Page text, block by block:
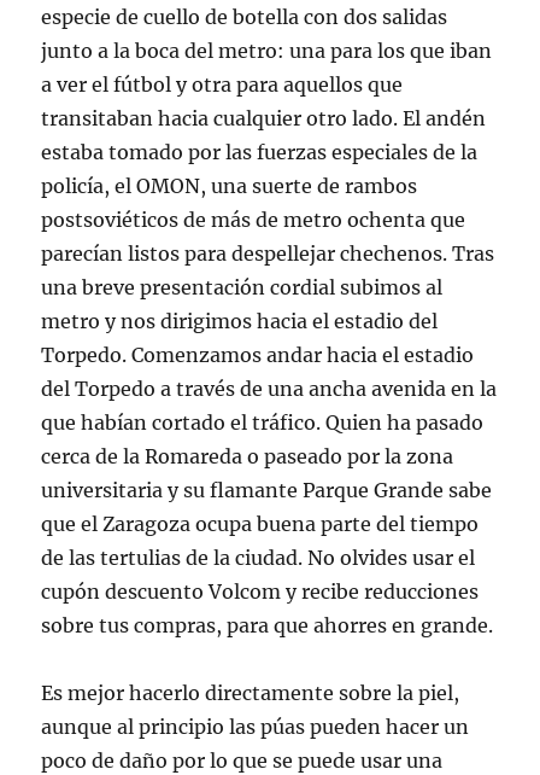
especie de cuello de botella con dos salidas
junto a la boca del metro: una para los que iban
a ver el fútbol y otra para aquellos que
transitaban hacia cualquier otro lado. El andén
estaba tomado por las fuerzas especiales de la
policía, el OMON, una suerte de rambos
postsoviéticos de más de metro ochenta que
parecían listos para despellejar chechenos. Tras
una breve presentación cordial subimos al
metro y nos dirigimos hacia el estadio del
Torpedo. Comenzamos andar hacia el estadio
del Torpedo a través de una ancha avenida en la
que habían cortado el tráfico. Quien ha pasado
cerca de la Romareda o paseado por la zona
universitaria y su flamante Parque Grande sabe
que el Zaragoza ocupa buena parte del tiempo
de las tertulias de la ciudad. No olvides usar el
cupón descuento Volcom y recibe reducciones
sobre tus compras, para que ahorres en grande.
Es mejor hacerlo directamente sobre la piel,
aunque al principio las púas pueden hacer un
poco de daño por lo que se puede usar una